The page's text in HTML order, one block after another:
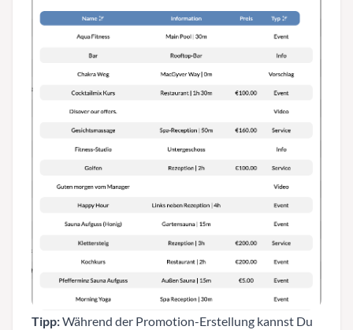
Tipp:Während der Promotion-Erstellung kannst Du